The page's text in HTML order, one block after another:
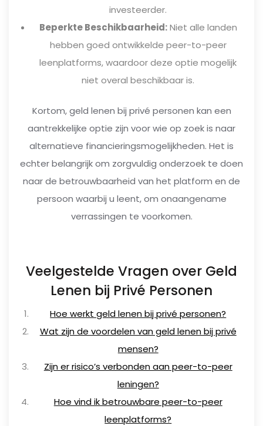
investeerder.
Beperkte Beschikbaarheid:Niet alle landen
hebben goed ontwikkelde peer-to-peer
leenplatforms, waardoor deze optie mogelijk
niet overal beschikbaar is.
Kortom, geld lenen bij privé personen kan een
aantrekkelijke optie zijn voor wie op zoek is naar
alternatieve financieringsmogelijkheden. Het is
echter belangrijk om zorgvuldig onderzoek te doen
naar de betrouwbaarheid van het platform en de
persoon waarbij u leent, om onaangename
verrassingen te voorkomen.
Veelgestelde Vragen over Geld
Lenen bij Privé Personen
Hoe werkt geld lenen bij privé personen?
Wat zijn de voordelen van geld lenen bij privé
mensen?
Zijn er risico’s verbonden aan peer-to-peer
leningen?
Hoe vind ik betrouwbare peer-to-peer
leenplatforms?